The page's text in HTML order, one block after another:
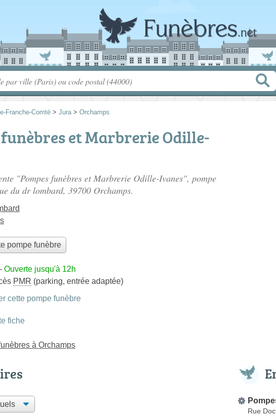
Franche-Comté > Jura> Orchamps
funèbres et Marbrerie Odille-
"Pompes funèbres et Marbrerie Odille-Ivanes", pompe
du dr lombard, 39700 Orchamps.
pompe funèbre
- Ouverte jusqu'à 12h
PMR (parking, entrée adaptée)
cette pompe funèbre
fiche
à Orchamps
Rue